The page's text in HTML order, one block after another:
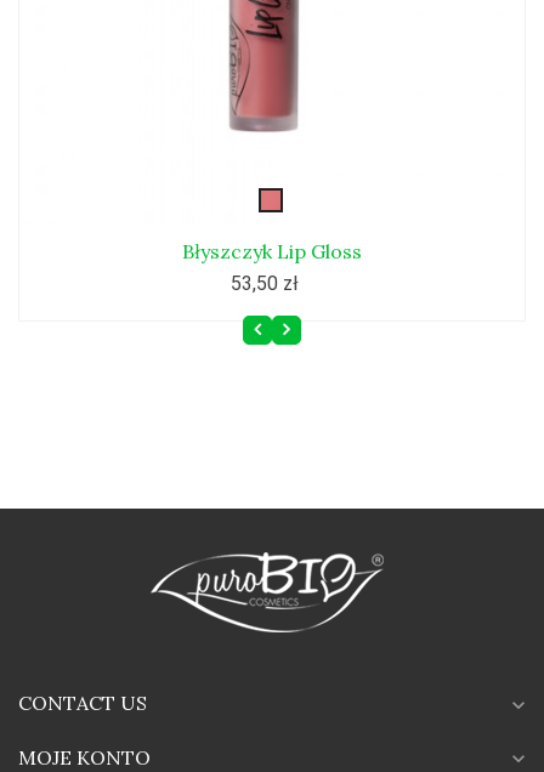
Błyszczyk Lip Gloss
53,50 zł
CONTACT US expand_more
MOJE KONTO expand_more